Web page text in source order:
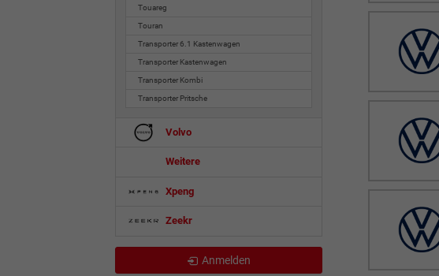
Touareg
Touran
Transporter 6.1 Kastenwagen
Transporter Kastenwagen
Transporter Kombi
Transporter Pritsche
Volvo
Weitere
Xpeng
Zeekr
Anmelden